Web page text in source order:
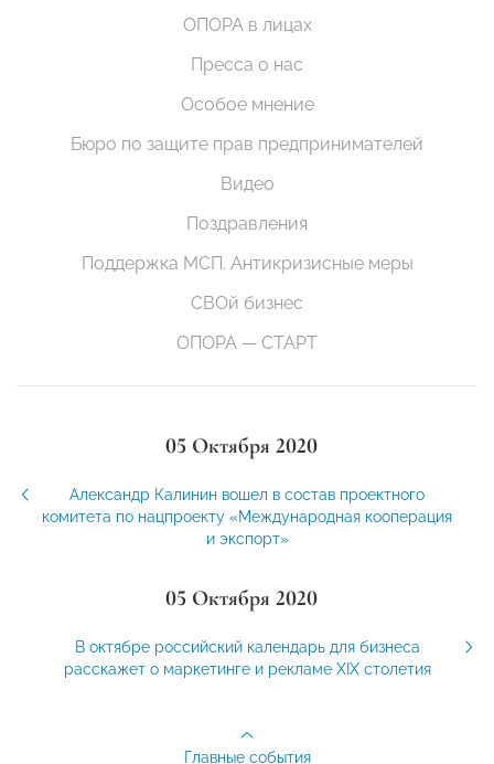
ОПОРА в лицах
Пресса о нас
Особое мнение
Бюро по защите прав предпринимателей
Видео
Поздравления
Поддержка МСП. Антикризисные меры
СВОй бизнес
ОПОРА — СТАРТ
05 Октября 2020
Александр Калинин вошел в состав проектного
комитета по нацпроекту «Международная кооперация
и экспорт»
05 Октября 2020
В октябре российский календарь для бизнеса
расскажет о маркетинге и рекламе XIX столетия
Главные события